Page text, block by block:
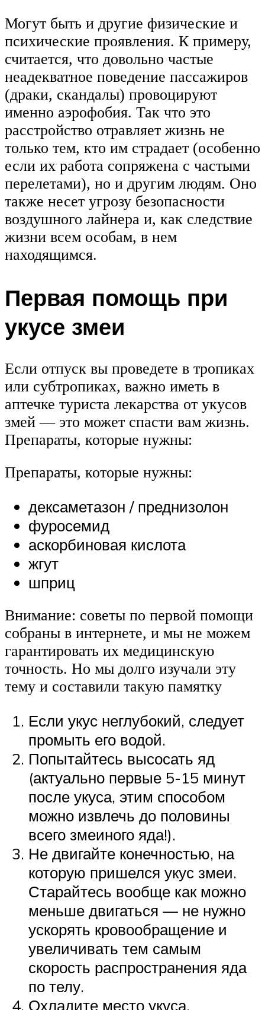
Могут быть и другие физические и
психические проявления. К примеру,
считается, что довольно частые
неадекватное поведение пассажиров
(драки, скандалы) провоцируют
именно аэрофобия. Так что это
расстройство отравляет жизнь не
только тем, кто им страдает (особенно
если их работа сопряжена с частыми
перелетами), но и другим людям. Оно
также несет угрозу безопасности
воздушного лайнера и, как следствие
жизни всем особам, в нем
находящимся.
Первая помощь при
укусе змеи
Если отпуск вы проведете в тропиках
или субтропиках, важно иметь в
аптечке туриста лекарства от укусов
змей — это может спасти вам жизнь.
Препараты, которые нужны:
Препараты, которые нужны:
дексаметазон / преднизолон
фуросемид
аскорбиновая кислота
жгут
шприц
Внимание: советы по первой помощи
собраны в интернете, и мы не можем
гарантировать их медицинскую
точность. Но мы долго изучали эту
тему и составили такую памятку
Если укус неглубокий, следует
промыть его водой.
Попытайтесь высосать яд
(актуально первые 5-15 минут
после укуса, этим способом
можно извлечь до половины
всего змеиного яда!).
Не двигайте конечностью, на
которую пришелся укус змеи.
Старайтесь вообще как можно
меньше двигаться — не нужно
ускорять кровообращение и
увеличивать тем самым
скорость распространения яда
по телу.
Охладите место укуса.